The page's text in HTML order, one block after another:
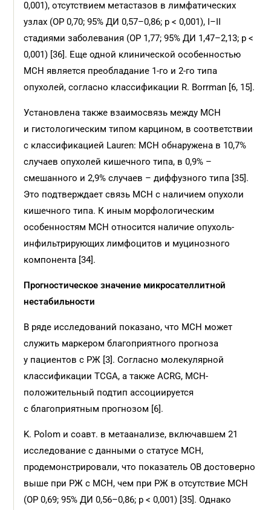
0,001), отсутствием метастазов в лимфатических
узлах (ОР 0,70; 95% ДИ 0,57–0,86; р < 0,001), I–II
стадиями заболевания (ОР 1,77; 95% ДИ 1,47–2,13; р <
0,001) [36]. Еще одной клинической особенностью
МСН является преобладание 1-го и 2-го типа
опухолей, согласно классификации R. Borrman [6, 15].
Установлена также взаимосвязь между МСН
и гистологическим типом карцином, в соответствии
с классификацией Lauren: МСН обнаружена в 10,7%
случаев опухолей кишечного типа, в 0,9% –
смешанного и 2,9% случаев – диффузного типа [35].
Это подтверждает связь МСН с наличием опухоли
кишечного типа. К иным морфологическим
особенностям МСН относится наличие опухоль-
инфильтрирующих лимфоцитов и муцинозного
компонента [34].
Прогностическое значение микросателлитной
нестабильности
В ряде исследований показано, что МСН может
служить маркером благоприятного прогноза
у пациентов с РЖ [3]. Согласно молекулярной
классификации TCGA, а также ACRG, МСН-
положительный подтип ассоциируется
с благоприятным прогнозом [6].
K. Polom и соавт. в метаанализе, включавшем 21
исследование с данными о статусе МСН,
продемонстрировали, что показатель ОВ достоверно
выше при РЖ с МСН, чем при РЖ в отсутствие МСН
(ОР 0,69; 95% ДИ 0,56–0,86; p < 0,001) [35]. Однако